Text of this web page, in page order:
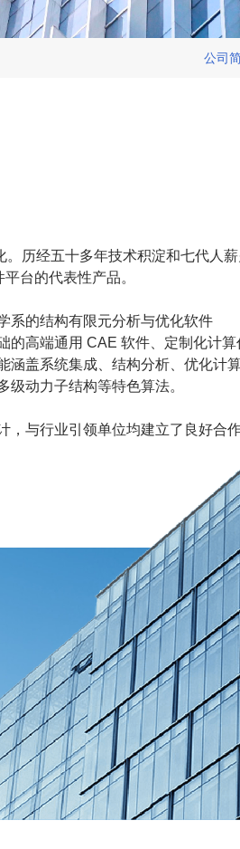
公司
历经五十多年技术积淀和七代人
台的代表性产品。
系的结构有限元分析与优化软件
的高端通用 CAE 软件、定制化计算
涵盖系统集成、结构分析、优化计
动力子结构等特色算法。
，与行业引领单位均建立了良好合